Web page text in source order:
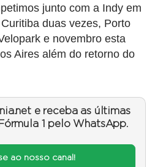
junto com a Indy em
duas vezes, Porto
e novembro esta
Aires além do retorno do
e receba as últimas
1 pelo WhatsApp.
ao nosso canal!